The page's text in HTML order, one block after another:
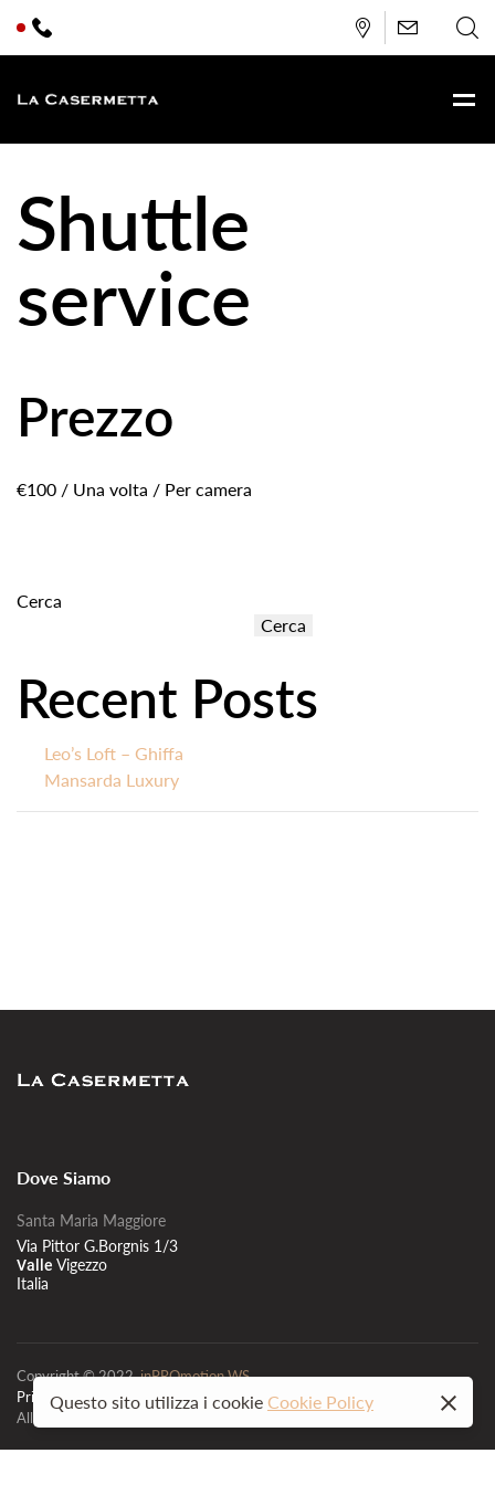
Shuttle
service
Prezzo
€100 / Una volta / Per camera
Cerca
Cerca
Recent Posts
Leo’s Loft – Ghiffa
Mansarda Luxury
Dove Siamo
Santa Maria Maggiore
Via Pittor G.Borgnis 1/3
Valle Vigezzo
Italia
Copyright © 2022,inPROmotion WS
Privacy policy
Site map
All Rights Reserved.
Questo sito utilizza i cookieCookie Policy